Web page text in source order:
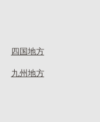
四国地方
九州地方